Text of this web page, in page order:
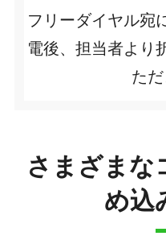
フリーダイヤル宛
電後、担当者より
ただ
さまざまな
め込